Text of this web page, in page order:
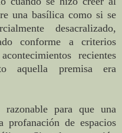
una basílica como si se
desacralizado,
conforme a criterios
recientes
aquella premisa era
para que una
profanación de espacios